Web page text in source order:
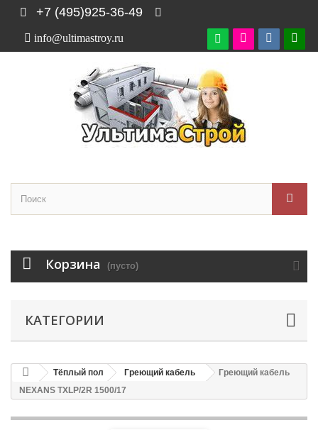
+7 (495)925-36-49

info@ultimastroy.ru
Корзина (пусто)
КАТЕГОРИИ
Тёплый пол Греющий кабель
Греющий кабель
NEXANS TXLP/2R 1500/17